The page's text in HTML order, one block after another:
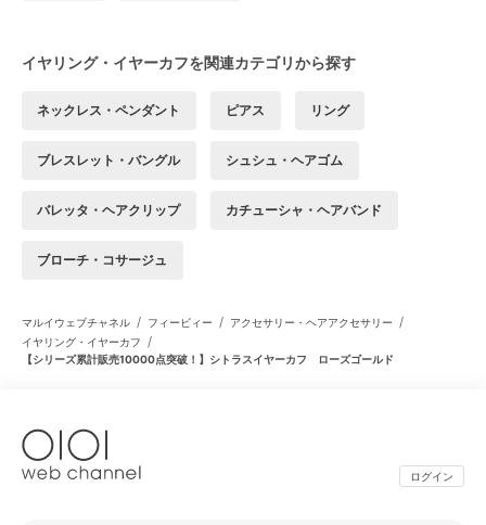
イヤリング・イヤーカフを関連カテゴリから探す
ネックレス・ペンダント ピアス リング
ブレスレット・バングル シュシュ・ヘアゴム
バレッタ・ヘアクリップ カチューシャ・ヘアバンド
ブローチ・コサージュ
マルイウェブチャネル / フィービィー / アクセサリー・ヘアアクセサリー /
イヤリング・イヤーカフ /
【シリーズ累計販売10000点突破！】シトラスイヤーカフ ローズゴールド
ログイン